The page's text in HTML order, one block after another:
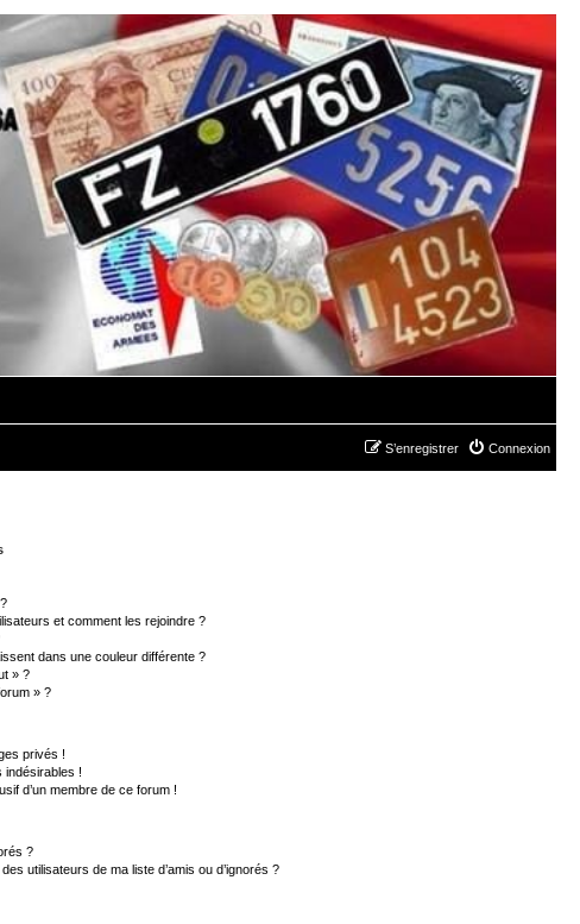
Connexion
S’enregistrer
et comment les rejoindre ?
dans une couleur différente ?
» ?
» ?
privés !
!
d’un membre de ce forum !
?
utilisateurs de ma liste d’amis ou d’ignorés ?